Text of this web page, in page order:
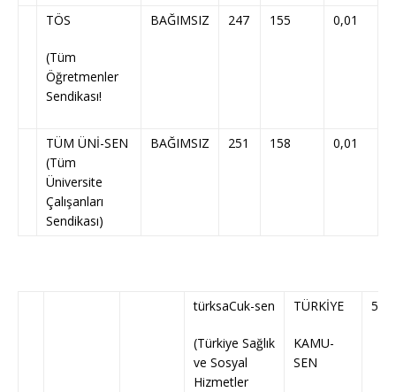
TÖS
(Tüm
Öğretmenler
Sendikası!
BAĞIMSIZ 247 155 0,01
TÜM ÜNİ-SEN
(Tüm
Üniversite
Çalışanları
Sendikası)
BAĞIMSIZ 251 158 0,01
türksaCuk-sen
(Türkiye Sağlık
ve Sosyal
Hizmetler
TÜRKİYE
KAMU-
SEN
5